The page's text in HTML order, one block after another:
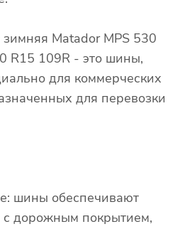
Matador MPS 530
R15 109R - это шины,
для коммерческих
для перевозки
шины обеспечивают
с дорожным покрытием,